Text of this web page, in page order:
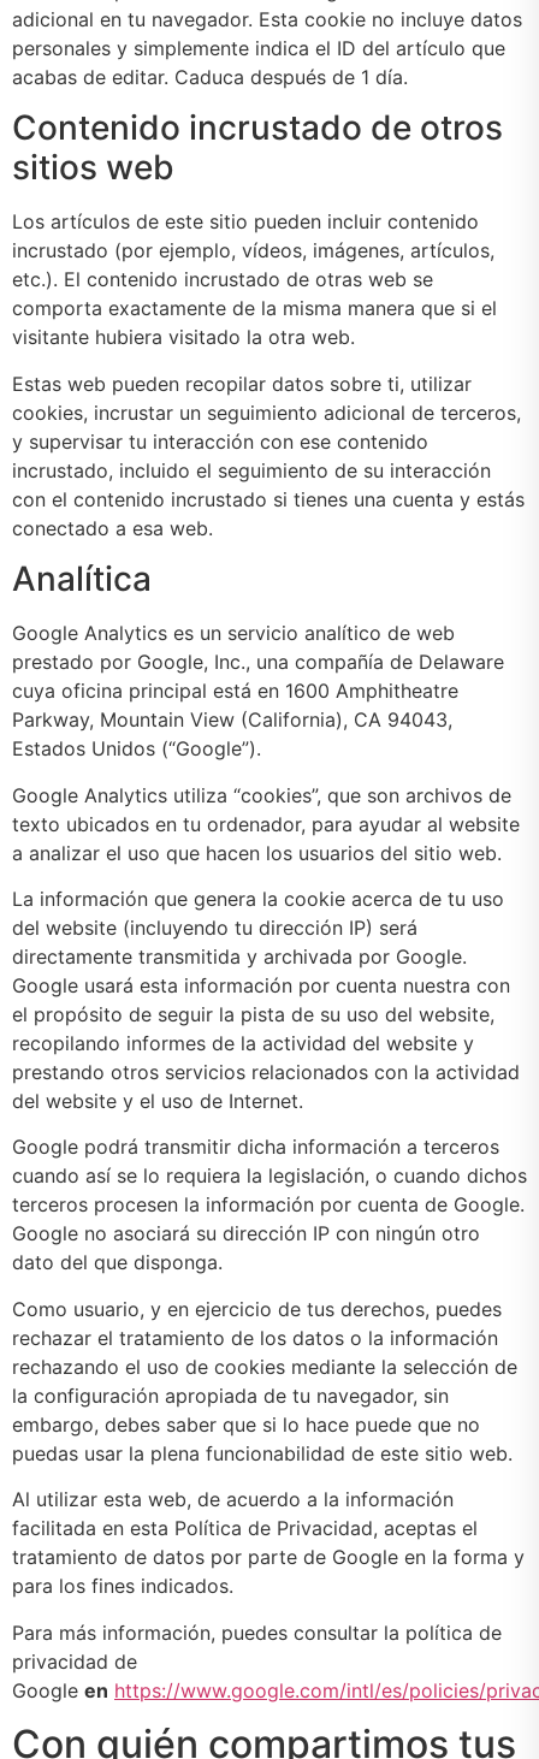
adicional en tu navegador. Esta cookie no incluye datos
personales y simplemente indica el ID del artículo que
acabas de editar. Caduca después de 1 día.
Contenido incrustado de otros
sitios web
Los artículos de este sitio pueden incluir contenido
incrustado (por ejemplo, vídeos, imágenes, artículos,
etc.). El contenido incrustado de otras web se
comporta exactamente de la misma manera que si el
visitante hubiera visitado la otra web.
Estas web pueden recopilar datos sobre ti, utilizar
cookies, incrustar un seguimiento adicional de terceros,
y supervisar tu interacción con ese contenido
incrustado, incluido el seguimiento de su interacción
con el contenido incrustado si tienes una cuenta y estás
conectado a esa web.
Analítica
Google Analytics es un servicio analítico de web
prestado por Google, Inc., una compañía de Delaware
cuya oficina principal está en 1600 Amphitheatre
Parkway, Mountain View (California), CA 94043,
Estados Unidos (“Google”).
Google Analytics utiliza “cookies”, que son archivos de
texto ubicados en tu ordenador, para ayudar al website
a analizar el uso que hacen los usuarios del sitio web.
La información que genera la cookie acerca de tu uso
del website (incluyendo tu dirección IP) será
directamente transmitida y archivada por Google.
Google usará esta información por cuenta nuestra con
el propósito de seguir la pista de su uso del website,
recopilando informes de la actividad del website y
prestando otros servicios relacionados con la actividad
del website y el uso de Internet.
Google podrá transmitir dicha información a terceros
cuando así se lo requiera la legislación, o cuando dichos
terceros procesen la información por cuenta de Google.
Google no asociará su dirección IP con ningún otro
dato del que disponga.
Como usuario, y en ejercicio de tus derechos, puedes
rechazar el tratamiento de los datos o la información
rechazando el uso de cookies mediante la selección de
la configuración apropiada de tu navegador, sin
embargo, debes saber que si lo hace puede que no
puedas usar la plena funcionabilidad de este sitio web.
Al utilizar esta web, de acuerdo a la información
facilitada en esta Política de Privacidad, aceptas el
tratamiento de datos por parte de Google en la forma y
para los fines indicados.
Para más información, puedes consultar la política de
privacidad de
Google en https://www.google.com/intl/es/policies/
Con quién compartimos tus